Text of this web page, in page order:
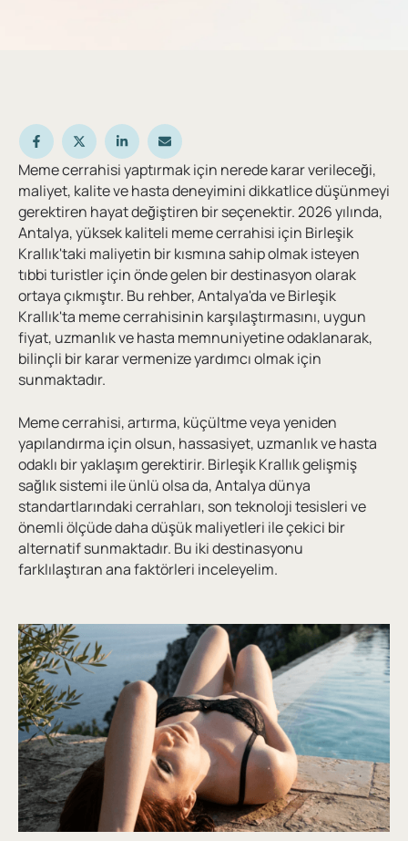
Meme cerrahisi yaptırmak için nerede karar verileceği,
maliyet, kalite ve hasta deneyimini dikkatlice düşünmeyi
gerektiren hayat değiştiren bir seçenektir. 2026 yılında,
Antalya, yüksek kaliteli meme cerrahisi için Birleşik
Krallık'taki maliyetin bir kısmına sahip olmak isteyen
tıbbi turistler için önde gelen bir destinasyon olarak
ortaya çıkmıştır. Bu rehber, Antalya'da ve Birleşik
Krallık'ta meme cerrahisinin karşılaştırmasını, uygun
fiyat, uzmanlık ve hasta memnuniyetine odaklanarak,
bilinçli bir karar vermenize yardımcı olmak için
sunmaktadır.
Meme cerrahisi, artırma, küçültme veya yeniden
yapılandırma için olsun, hassasiyet, uzmanlık ve hasta
odaklı bir yaklaşım gerektirir. Birleşik Krallık gelişmiş
sağlık sistemi ile ünlü olsa da, Antalya dünya
standartlarındaki cerrahları, son teknoloji tesisleri ve
önemli ölçüde daha düşük maliyetleri ile çekici bir
alternatif sunmaktadır. Bu iki destinasyonu
farklılaştıran ana faktörleri inceleyelim.